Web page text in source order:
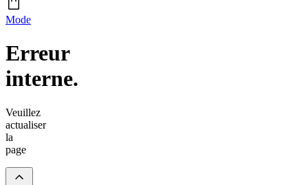
Mode
Erreur
interne.
Veuillez
actualiser
la
page